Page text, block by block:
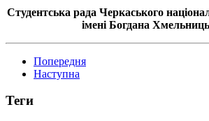
Студентська рада Черкаського
імені Богдана
Попередня
Наступна
Теги